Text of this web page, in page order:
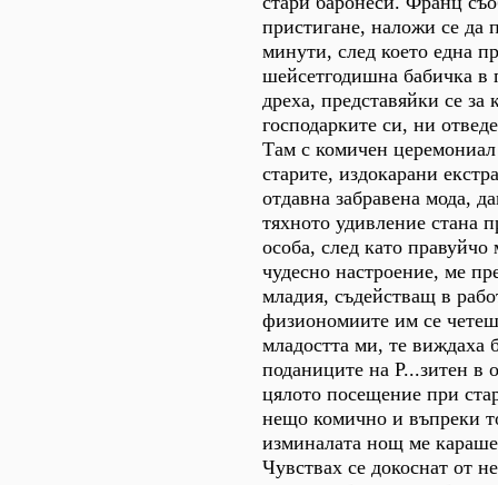
пристигане, наложи се да
минути, след което една
шейсетгодишна бабичка в
дреха, представяйки се за
господарките си, ни
Там с комичен
старите, издокарани
отдавна забравена мода,
тяхното удивление стана
особа, след като
чудесно настроение, ме
младия, съдействащ в
физиономиите им се
младостта ми, те виждаха
поданиците на Р...зитен в
цялото посещение при
нещо комично и въпреки
изминалата нощ ме
Чувствах се докоснат от